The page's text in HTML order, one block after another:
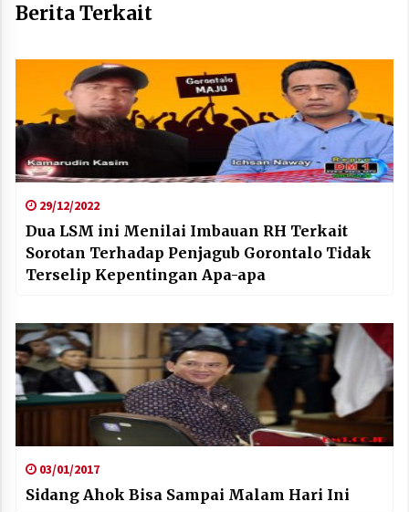
Berita Terkait
29/12/2022
Dua LSM ini Menilai Imbauan RH Terkait
Sorotan Terhadap Penjagub Gorontalo Tidak
Terselip Kepentingan Apa-apa
03/01/2017
Sidang Ahok Bisa Sampai Malam Hari Ini